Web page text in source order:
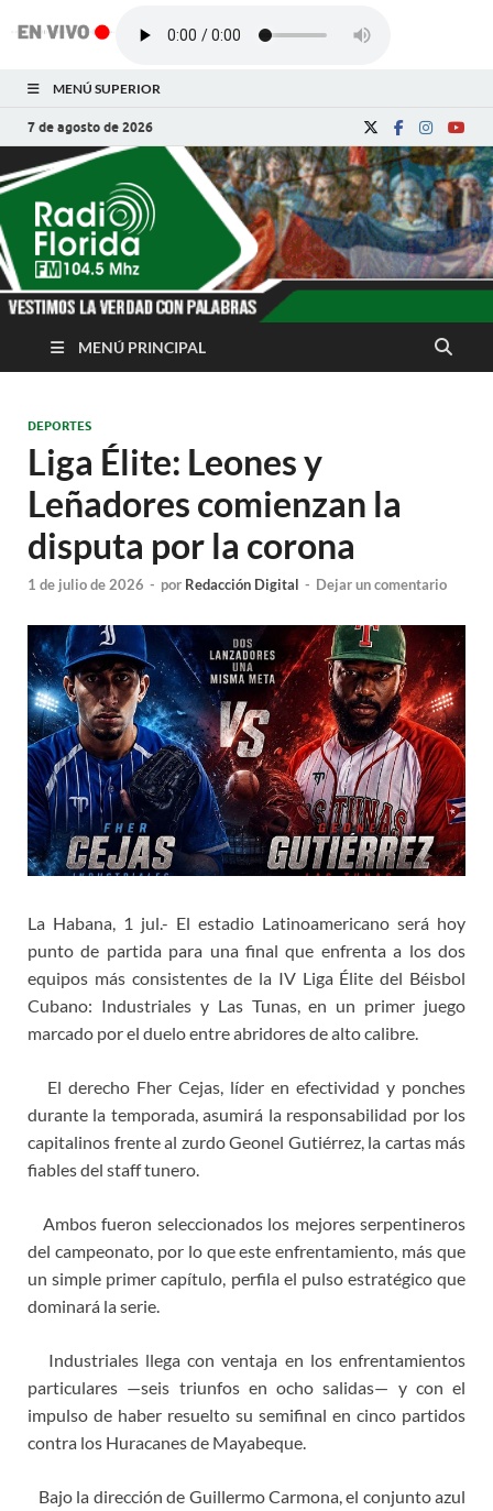
MENÚ SUPERIOR
7 de agosto de 2026
Radio Florida de
Cuba
Noticias y Actualidades de Florida, Camagüey,
MENÚ PRINCIPAL
DEPORTES
Liga Élite: Leones y
Leñadores comienzan la
disputa por la corona
1 de julio de 2026 - por Redacción Digital - Dejar un comentario
La Habana, 1 jul.- El estadio Latinoamericano será hoy
punto de partida para una final que enfrenta a los dos
equipos más consistentes de la IV Liga Élite del Béisbol
Cubano: Industriales y Las Tunas, en un primer juego
marcado por el duelo entre abridores de alto calibre.
El derecho Fher Cejas, líder en efectividad y ponches
durante la temporada, asumirá la responsabilidad por los
capitalinos frente al zurdo Geonel Gutiérrez, la cartas más
fiables del staff tunero.
Ambos fueron seleccionados los mejores serpentineros
del campeonato, por lo que este enfrentamiento, más que
un simple primer capítulo, perfila el pulso estratégico que
dominará la serie.
Industriales llega con ventaja en los enfrentamientos
particulares —seis triunfos en ocho salidas— y con el
impulso de haber resuelto su semifinal en cinco partidos
contra los Huracanes de Mayabeque.
Bajo la dirección de Guillermo Carmona, el conjunto azul